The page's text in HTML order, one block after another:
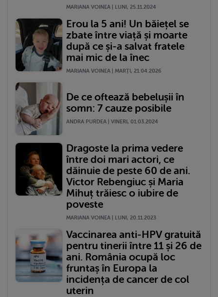
MARIANA VOINEA | LUNI, 25.11.2024
Erou la 5 ani! Un băiețel se
zbate între viață și moarte
după ce și-a salvat fratele
mai mic de la înec
MARIANA VOINEA | MARŢI, 21.04.2026
De ce oftează bebelușii în
somn: 7 cauze posibile
ANDRA PURDEA | VINERI, 01.03.2024
Dragoste la prima vedere
între doi mari actori, ce
dăinuie de peste 60 de ani.
Victor Rebengiuc și Maria
Mihuț trăiesc o iubire de
poveste
MARIANA VOINEA | LUNI, 20.11.2023
Vaccinarea anti-HPV gratuită
pentru tinerii între 11 și 26 de
ani. România ocupă loc
fruntaș în Europa la
incidența de cancer de col
uterin